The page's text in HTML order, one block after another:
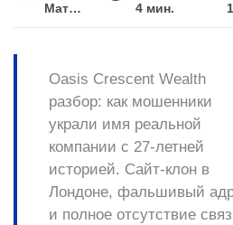
Матвей Иванов
4 мин.
Oasis Crescent Wealth
разбор: как мошенники
украли имя реальной
компании с 27-летней
историей. Сайт-клон в
Лондоне, фальшивый
и полное отсутствие